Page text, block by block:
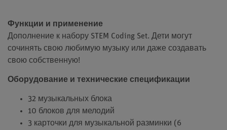
Функции и применение
Дополнение к набору STEM Coding Set. Дети могут
сочинять свою любимую музыку или даже создавать
свою собственную!
Оборудование и технические спецификации
32 музыкальных блока
10 блоков для мелодий
3 карточки для музыкальной разминки (6